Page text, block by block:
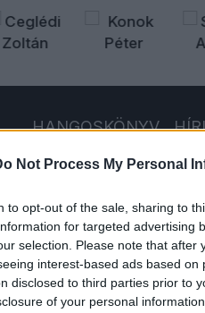
Not Process My Personal
to opt-out of the sale, sharing to
for targeted advertising
selection. Please note that
interest-based ads based
disclosed to third parties prior to
of your personal
HANGOSKÖNYV